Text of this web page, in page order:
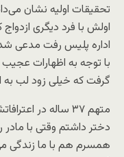
تحقیقات اولیه نشان
اداره پلیس رفت مدعی
با توجه به اظهارات
گرفت که خیلی زود لب به
متهم ۳۷ ساله در
دختر داشتم وقتی با
همسرم هم با ما زندگی